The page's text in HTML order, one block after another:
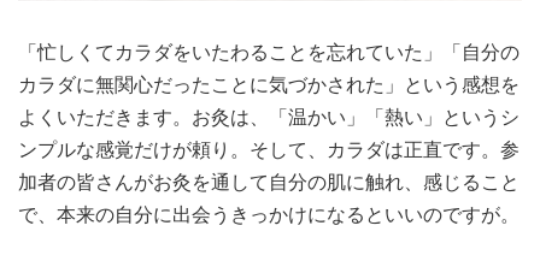
「忙しくてカラダをいたわることを忘れていた」「自分の
カラダに無関心だったことに気づかされた」という感想を
よくいただきます。お灸は、「温かい」「熱い」というシ
ンプルな感覚だけが頼り。そして、カラダは正直です。参
加者の皆さんがお灸を通して自分の肌に触れ、感じること
で、本来の自分に出会うきっかけになるといいのですが。